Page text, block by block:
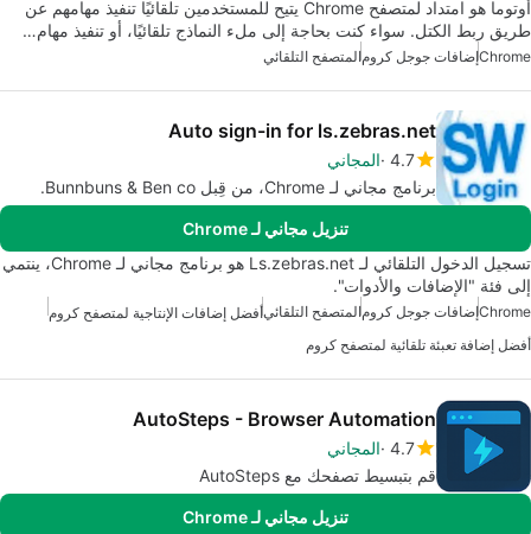
أوتوما هو امتداد لمتصفح Chrome يتيح للمستخدمين تلقائيًا تنفيذ مهامهم عن
طريق ربط الكتل. سواء كنت بحاجة إلى ملء النماذج تلقائيًا، أو تنفيذ مهام…
Chromeإضافات جوجل كرومالمتصفح التلقائي
Auto sign-in for ls.zebras.net
4.7 المجاني
برنامج مجاني لـ Chrome، من قِبل Bunnbuns & Ben co.
تنزيل مجاني لـ Chrome
تسجيل الدخول التلقائي لـ Ls.zebras.net هو برنامج مجاني لـ Chrome، ينتمي
إلى فئة "الإضافات والأدوات".
Chromeإضافات جوجل كرومالمتصفح التلقائيأفضل إضافات الإنتاجية لمتصفح كروم
أفضل إضافة تعبئة تلقائية لمتصفح كروم
AutoSteps - Browser Automation
4.7 المجاني
قم بتبسيط تصفحك مع AutoSteps
تنزيل مجاني لـ Chrome